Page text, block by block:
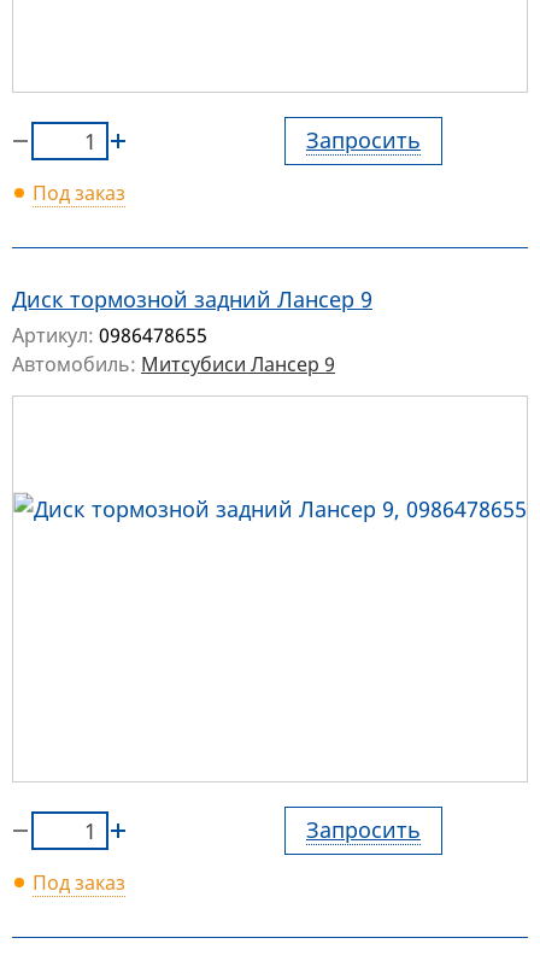
Запросить
Под заказ
Диск тормозной задний Лансер 9
Артикул: 0986478655
Автомобиль: Митсубиси Лансер 9
Запросить
Под заказ